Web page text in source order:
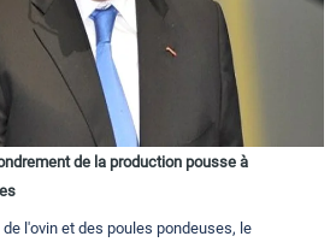
de la production pousse à
l'ovin et des poules pondeuses, le